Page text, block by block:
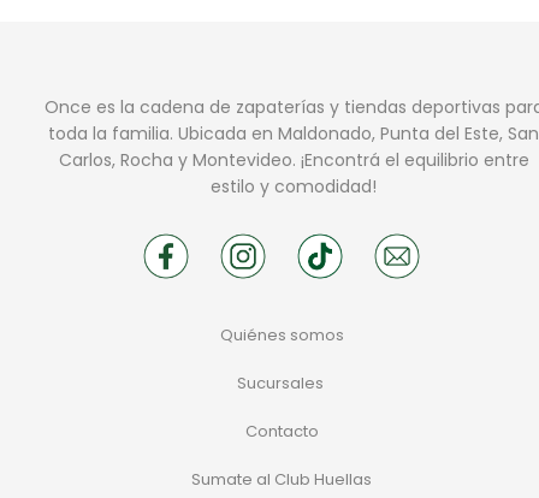
Once es la cadena de zapaterías y tiendas deportivas
toda la familia. Ubicada en Maldonado, Punta del Este, San
Carlos, Rocha y Montevideo. ¡Encontrá el equilibrio entre
estilo y comodidad!
Quiénes somos
Sucursales
Contacto
Sumate al Club Huellas